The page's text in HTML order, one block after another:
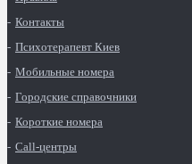
Контакты
Психотерапевт Киев
Мобильные номера
Городские справочники
Короткие номера
Call-центры